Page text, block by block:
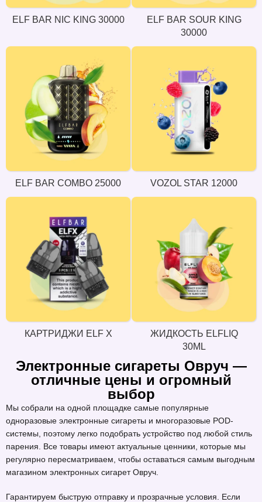
ELF BAR NIC KING 30000
ELF BAR SOUR KING
30000
ELF BAR COMBO 25000 VOZOL STAR 12000
КАРТРИДЖИ ELF X
ЖИДКОСТЬ ELFLIQ
30ML
Электронные сигареты Овруч —
отличные цены и огромный
выбор
Мы собрали на одной площадке самые популярные
одноразовые электронные сигареты и многоразовые POD-
системы, поэтому легко подобрать устройство под любой стиль
парения. Все товары имеют актуальные ценники, которые мы
регулярно пересматриваем, чтобы оставаться самым выгодным
магазином электронных сигарет Овруч.
Гарантируем быструю отправку и прозрачные условия. Если